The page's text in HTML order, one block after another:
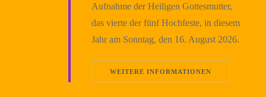
Aufnahme der Heiligen Gottesmutter,
das vierte der fünf Hochfeste, in diesem
Jahr am Sonntag, den 16. August 2026.
WEITERE INFORMATIONEN